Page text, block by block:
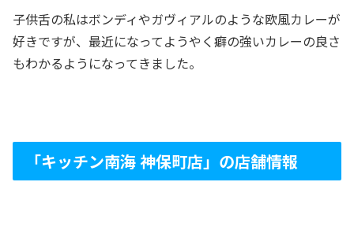
子供舌の私はボンディやガヴィアルのような欧風カレーが
好きですが、最近になってようやく癖の強いカレーの良さ
もわかるようになってきました。
「キッチン南海 神保町店」の店舗情報